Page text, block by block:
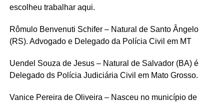
escolheu trabalhar aqui.
Rômulo Benvenuti Schifer – Natural de Santo Ângelo
(RS). Advogado e Delegado da Polícia Civil em MT
Uendel Souza de Jesus – Natural de Salvador (BA) é
Delegado ds Polícia Judiciária Civil em Mato Grosso.
Vanice Pereira de Oliveira – Nasceu no município de